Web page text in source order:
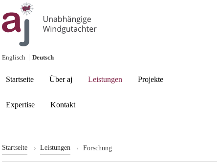
Englisch Deutsch
Startseite Über aj Current page:
Leistungen Projekte
Expertise Kontakt
Startseite Leistungen Forschung